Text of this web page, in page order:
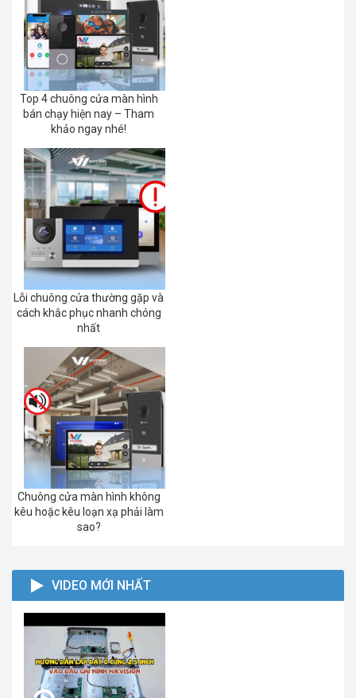
Top 4 chuông cửa màn hình
bán chạy hiện nay – Tham
khảo ngay nhé!
Lỗi chuông cửa thường gặp và
cách khắc phục nhanh chóng
nhất
Chuông cửa màn hình không
kêu hoặc kêu loạn xạ phải làm
sao?
VIDEO MỚI NHẤT